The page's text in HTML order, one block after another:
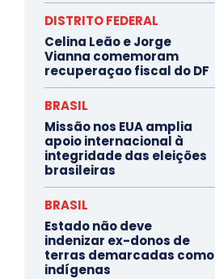
DISTRITO FEDERAL
Celina Leão e Jorge
Vianna comemoram
recuperaçao fiscal do DF
BRASIL
Missão nos EUA amplia
apoio internacional à
integridade das eleições
brasileiras
BRASIL
Estado não deve
indenizar ex-donos de
terras demarcadas como
indígenas